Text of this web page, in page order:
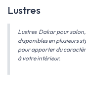
Lustres
Lustres Dakar pour salon,
disponibles en plusieurs
pour apporter du
à votre intérieur.